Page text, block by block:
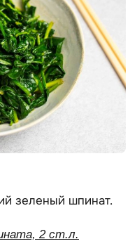
зеленый шпинат.
2 ст.л.